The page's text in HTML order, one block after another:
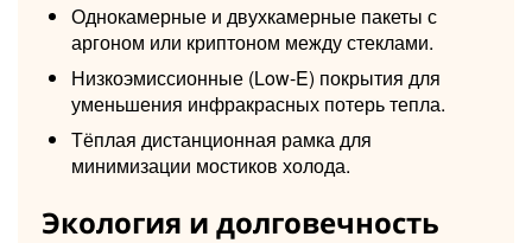
Однокамерные и двухкамерные пакеты с
аргоном или криптоном между стеклами.
Низкоэмиссионные (Low-E) покрытия для
уменьшения инфракрасных потерь тепла.
Тёплая дистанционная рамка для
минимизации мостиков холода.
Экология и долговечность